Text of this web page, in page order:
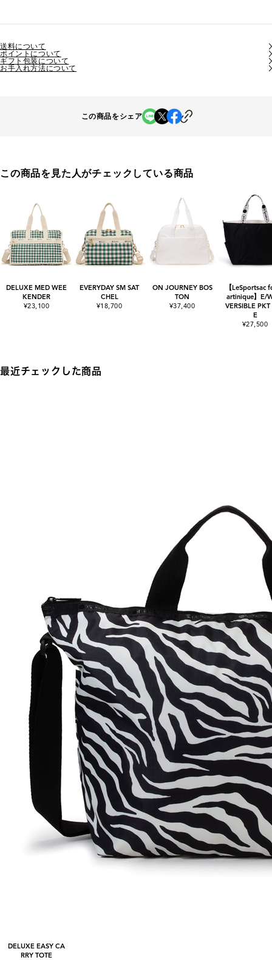
送料について
ポイントについて
ギフト包装について
お手入れ方法について
この商品をシェア
この商品を見た人がチェックしている商品
DELUXE MED WEE
KENDER
¥23,100
EVERYDAY SM SAT
CHEL
¥18,700
ON JOURNEY BOS
TON
¥37,400
【LeSportsac
artinique】E/
VERSIBLE PKT
E
¥27,500
最近チェックした商品
DELUXE EASY CA
RRY TOTE